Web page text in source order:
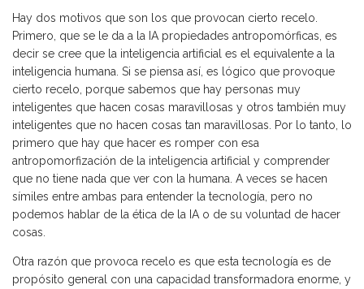
Hay dos motivos que son los que provocan cierto recelo.
Primero, que se le da a la IA propiedades antropomórficas, es
decir se cree que la inteligencia artificial es el equivalente a la
inteligencia humana. Si se piensa así, es lógico que provoque
cierto recelo, porque sabemos que hay personas muy
inteligentes que hacen cosas maravillosas y otros también muy
inteligentes que no hacen cosas tan maravillosas. Por lo tanto, lo
primero que hay que hacer es romper con esa
antropomorfización de la inteligencia artificial y comprender
que no tiene nada que ver con la humana. A veces se hacen
símiles entre ambas para entender la tecnología, pero no
podemos hablar de la ética de la IA o de su voluntad de hacer
cosas.
Otra razón que provoca recelo es que esta tecnología es de
propósito general con una capacidad transformadora enorme, y